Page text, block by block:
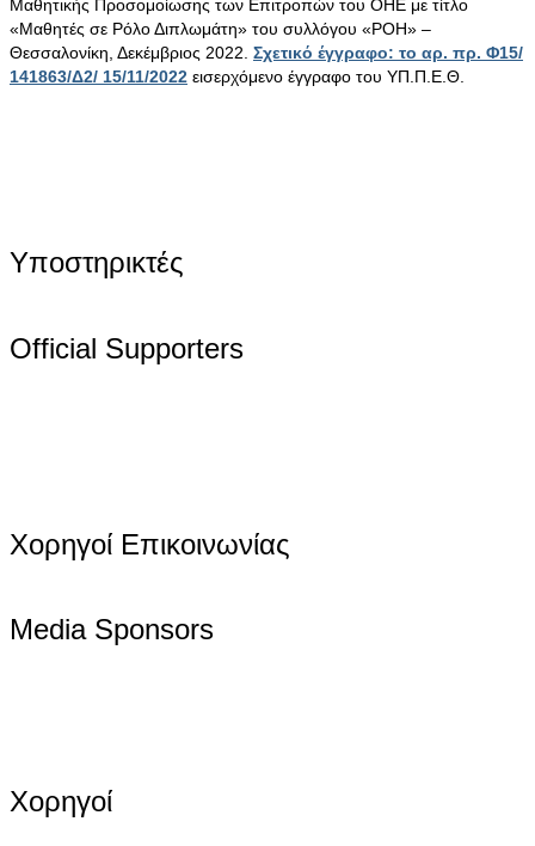
Μαθητικής Προσομοίωσης των Επιτροπών του ΟΗΕ με τίτλο
«Μαθητές σε Ρόλο Διπλωμάτη» του συλλόγου «ΡΟΗ» –
Θεσσαλονίκη, Δεκέμβριος 2022. Σχετικό έγγραφο: το αρ. πρ. Φ15/
141863/Δ2/ 15/11/2022 εισερχόμενο έγγραφο του ΥΠ.Π.Ε.Θ.
Υποστηρικτές
Official Supporters
Χορηγοί Επικοινωνίας
Media Sponsors
Χορηγοί